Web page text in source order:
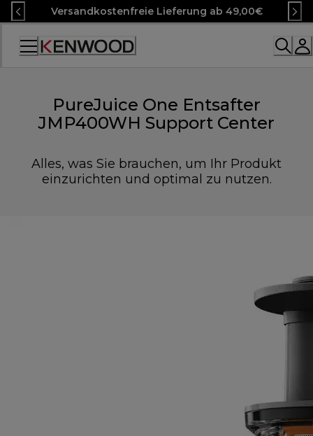
Skip
to
Content
Versandkostenfreie Lieferung ab 49,00€
Accessibility
PureJuice One Entsafter
JMP400WH Support Center
Alles, was Sie brauchen, um Ihr Produkt
einzurichten und optimal zu nutzen.